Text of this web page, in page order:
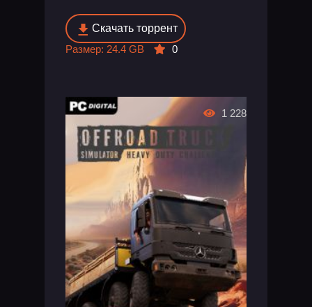
Скачать торрент
Размер: 24.4 GB
0
1 228